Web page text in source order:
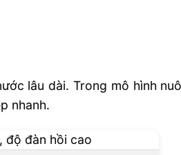
lâu dài. Trong mô hình
nhanh.